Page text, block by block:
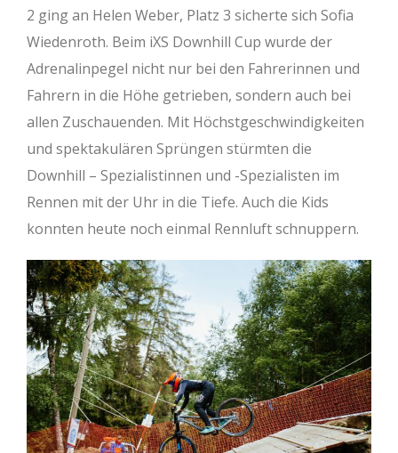
2 ging an Helen Weber, Platz 3 sicherte sich Sofia
Wiedenroth. Beim iXS Downhill Cup wurde der
Adrenalinpegel nicht nur bei den Fahrerinnen und
Fahrern in die Höhe getrieben, sondern auch bei
allen Zuschauenden. Mit Höchstgeschwindigkeiten
und spektakulären Sprüngen stürmten die
Downhill – Spezialistinnen und -Spezialisten im
Rennen mit der Uhr in die Tiefe. Auch die Kids
konnten heute noch einmal Rennluft schnuppern.